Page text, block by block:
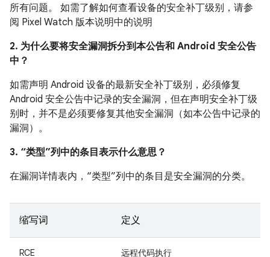
所有问题。 如需了解如何查看设备的安全补丁级别，请参
阅 Pixel Watch 版本说明中的说明
2. 为什么要将安全漏洞拆分到本公告和 Android 安全公告
中？
如需声明 Android 设备的最新安全补丁级别，必须修复
Android 安全公告中记录的安全漏洞，但在声明安全补丁级
别时，并不是必须要修复其他安全漏洞（如本公告中记录的
漏洞）。
3. “类型”列中的条目表示什么意思？
在漏洞详情表内，“类型”列中的条目是安全漏洞的分类。
缩写词 定义
RCE 远程代码执行